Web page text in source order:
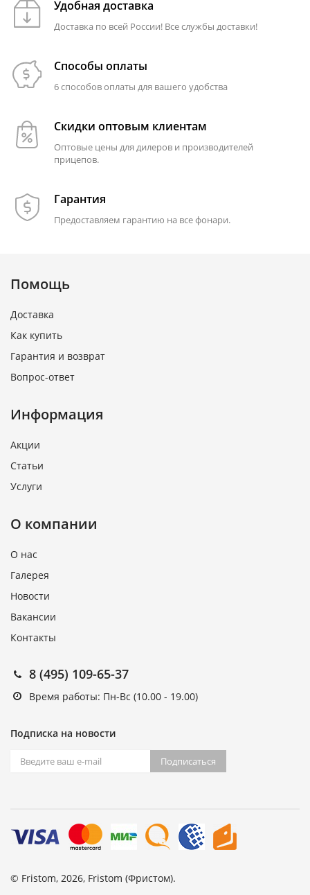
Удобная доставка
Доставка по всей России! Все службы доставки!
Способы оплаты
6 способов оплаты для вашего удобства
Скидки оптовым клиентам
Оптовые цены для дилеров и производителей
прицепов.
Гарантия
Предоставляем гарантию на все фонари.
Помощь
Доставка
Как купить
Гарантия и возврат
Вопрос-ответ
Информация
Акции
Статьи
Услуги
О компании
О нас
Галерея
Новости
Вакансии
Контакты
8 (495) 109-65-37
Время работы: Пн-Вс (10.00 - 19.00)
Подписка на новости
Подписаться
© Fristom, 2026, Fristom (Фристом).